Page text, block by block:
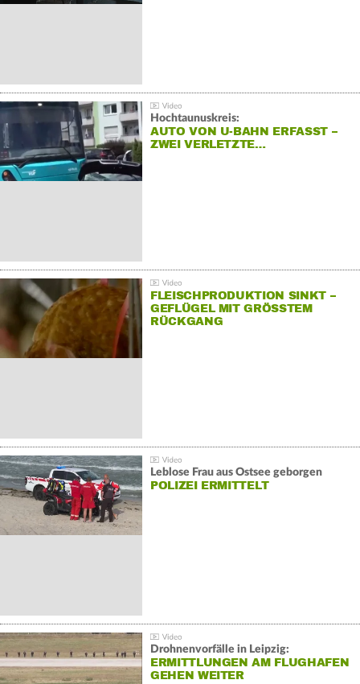
Hochtaunuskreis:
AUTO VON U-BAHN ERFASST –
ZWEI VERLETZTE…
FLEISCHPRODUKTION SINKT –
GEFLÜGEL MIT GRÖSSTEM R
ÜCKGANG
Leblose Frau aus Ostsee geborgen
POLIZEI ERMITTELT
Drohnenvorfälle in Leipzig:
ERMITTLUNGEN AM FLUGHAFEN
GEHEN WEITER